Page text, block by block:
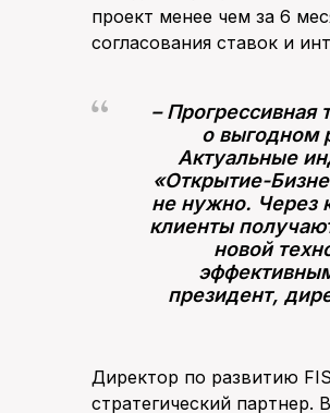
проект менее чем за 6
согласования ставок и
– Прогрессивная
о выгодном
Актуальные
«Открытие-
не нужно. Через
клиенты
новой
президент,
Директор по развитию
стратегический партнер.